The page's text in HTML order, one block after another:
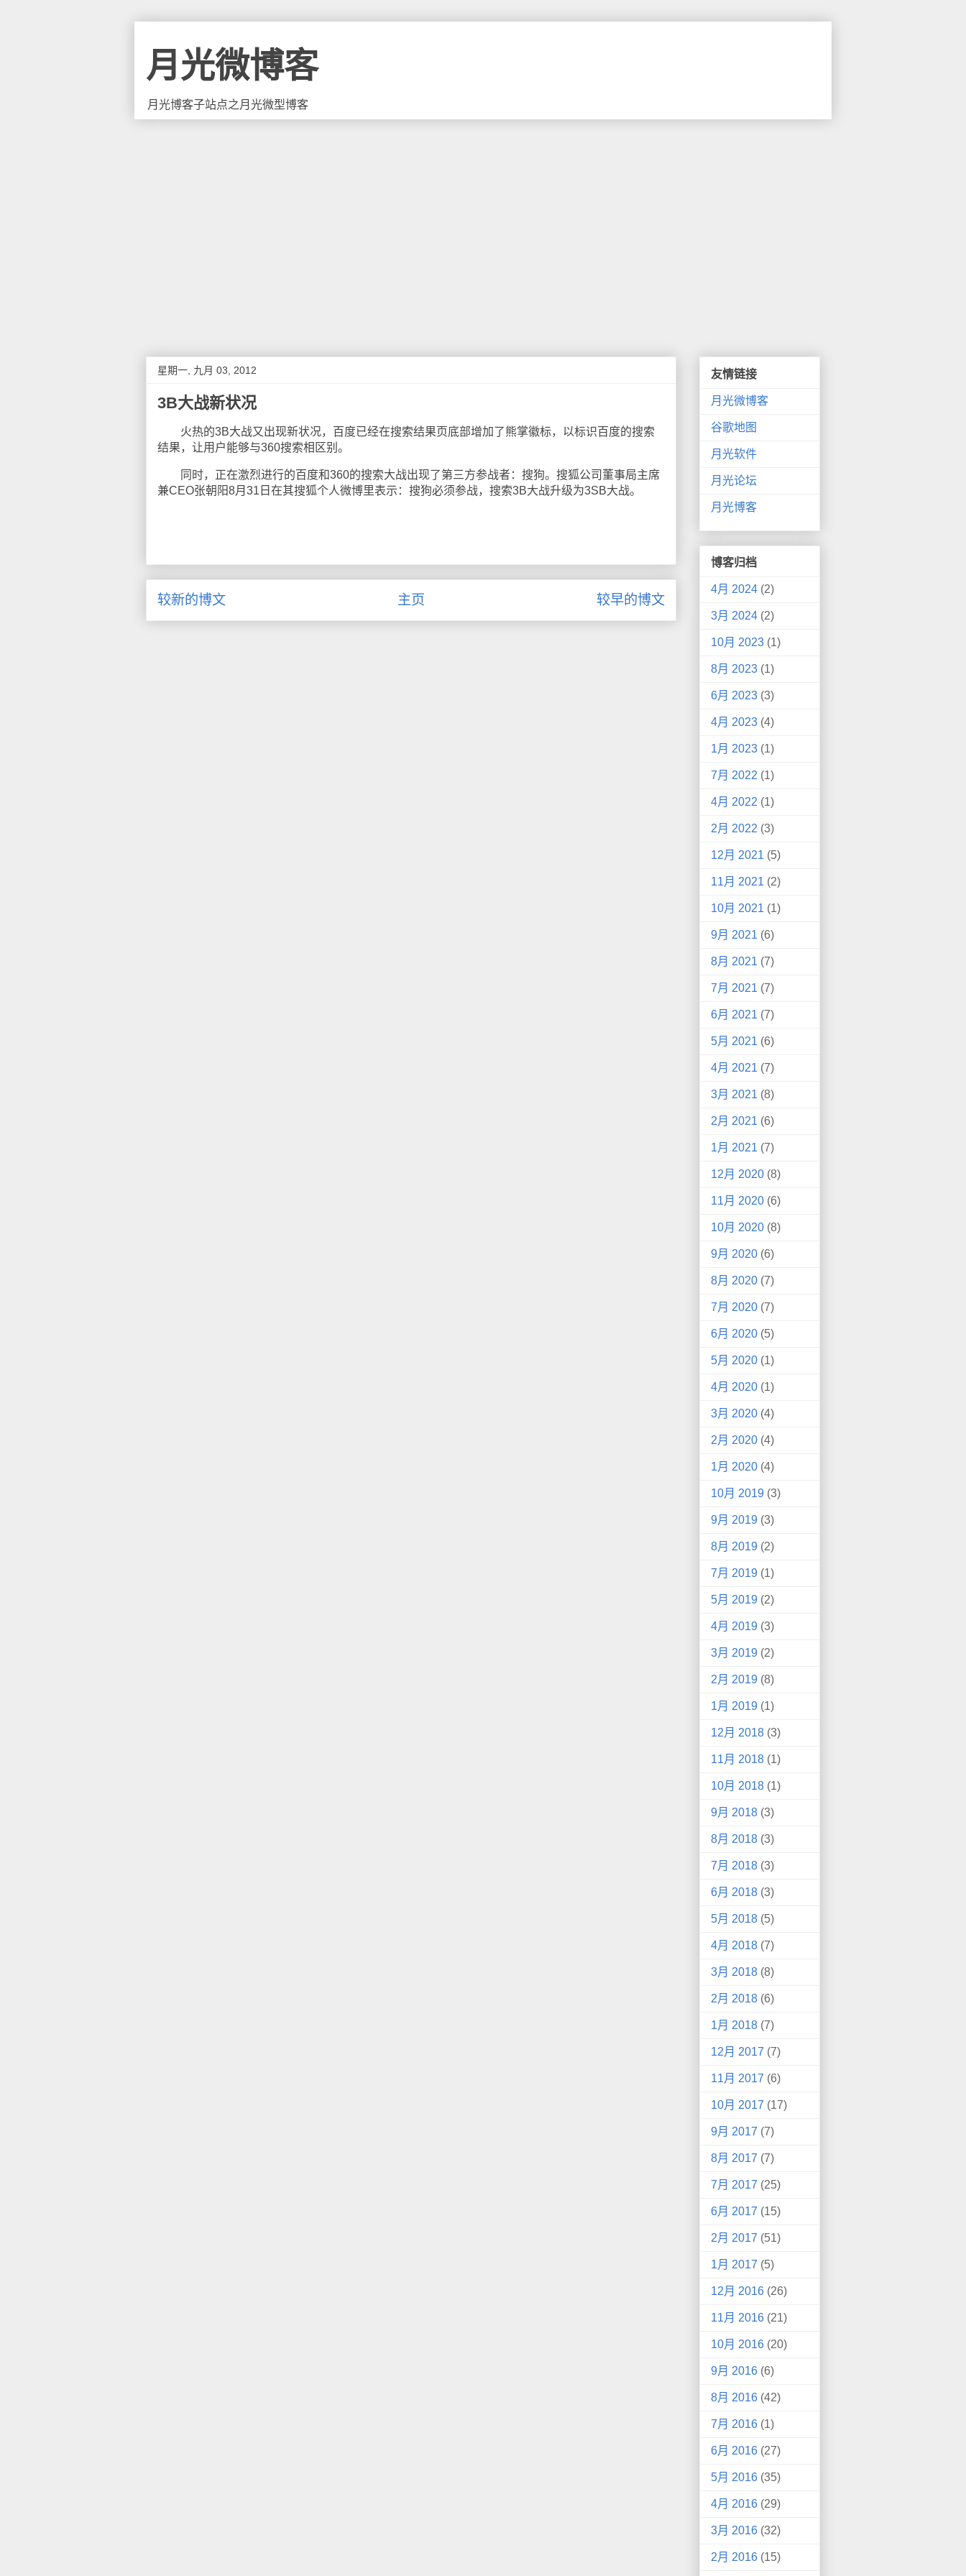
月光微博客
月光博客子站点之月光微型博客
星期一, 九月 03, 2012
3B大战新状况
火热的3B大战又出现新状况，百度已经在搜索结果页底部增加了熊掌徽标，以标识百度的搜索
结果，让用户能够与360搜索相区别。
同时，正在激烈进行的百度和360的搜索大战出现了第三方参战者：搜狗。搜狐公司董事局主席
兼CEO张朝阳8月31日在其搜狐个人微博里表示：搜狗必须参战，搜索3B大战升级为3SB大战。
较新的博文 较早的博文
主页
友情链接
月光微博客
谷歌地图
月光软件
月光论坛
月光博客
博客归档
4月 2024 (2)
3月 2024 (2)
10月 2023 (1)
8月 2023 (1)
6月 2023 (3)
4月 2023 (4)
1月 2023 (1)
7月 2022 (1)
4月 2022 (1)
2月 2022 (3)
12月 2021 (5)
11月 2021 (2)
10月 2021 (1)
9月 2021 (6)
8月 2021 (7)
7月 2021 (7)
6月 2021 (7)
5月 2021 (6)
4月 2021 (7)
3月 2021 (8)
2月 2021 (6)
1月 2021 (7)
12月 2020 (8)
11月 2020 (6)
10月 2020 (8)
9月 2020 (6)
8月 2020 (7)
7月 2020 (7)
6月 2020 (5)
5月 2020 (1)
4月 2020 (1)
3月 2020 (4)
2月 2020 (4)
1月 2020 (4)
10月 2019 (3)
9月 2019 (3)
8月 2019 (2)
7月 2019 (1)
5月 2019 (2)
4月 2019 (3)
3月 2019 (2)
2月 2019 (8)
1月 2019 (1)
12月 2018 (3)
11月 2018 (1)
10月 2018 (1)
9月 2018 (3)
8月 2018 (3)
7月 2018 (3)
6月 2018 (3)
5月 2018 (5)
4月 2018 (7)
3月 2018 (8)
2月 2018 (6)
1月 2018 (7)
12月 2017 (7)
11月 2017 (6)
10月 2017 (17)
9月 2017 (7)
8月 2017 (7)
7月 2017 (25)
6月 2017 (15)
2月 2017 (51)
1月 2017 (5)
12月 2016 (26)
11月 2016 (21)
10月 2016 (20)
9月 2016 (6)
8月 2016 (42)
7月 2016 (1)
6月 2016 (27)
5月 2016 (35)
4月 2016 (29)
3月 2016 (32)
2月 2016 (15)